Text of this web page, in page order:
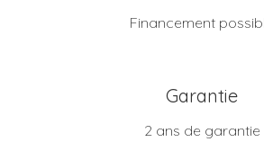
Financement
Garantie
2 ans de garantie